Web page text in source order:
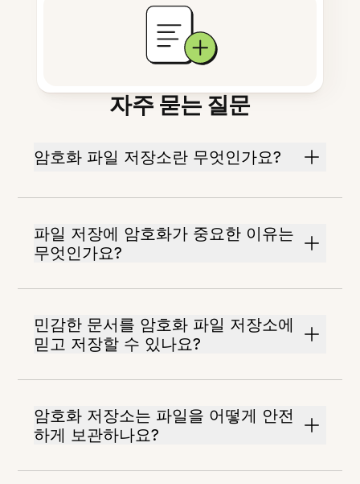
자주 묻는 질문
암호화 파일 저장소란 무엇인가요?
파일 저장에 암호화가 중요한 이유는
무엇인가요?
민감한 문서를 암호화 파일 저장소에
믿고 저장할 수 있나요?
암호화 저장소는 파일을 어떻게 안전
하게 보관하나요?